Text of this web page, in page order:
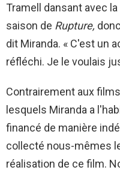
Tramell dansant avec
saison de Rupture,
dit Miranda. « C'est un
réfléchi. Je le voulais
Contrairement aux
lesquels Miranda a
financé de manière
collecté nous-mêmes
réalisation de ce film.